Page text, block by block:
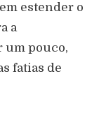
estender o
a
um pouco,
fatias de